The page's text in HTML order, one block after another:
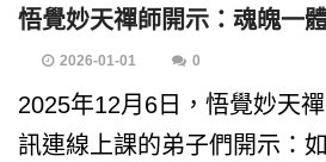
悟覺妙天禪師開示：魂魄一
2026-01-01 0
2025年12月6日，悟覺妙天
訊連線上課的弟子們開示：